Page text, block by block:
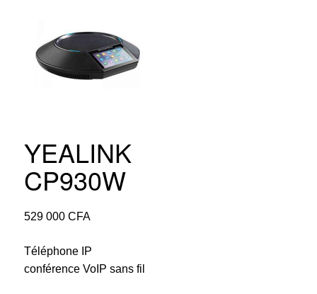
YEALINK
CP930W
529 000CFA
Téléphone IP
conférence VoIP sans fil